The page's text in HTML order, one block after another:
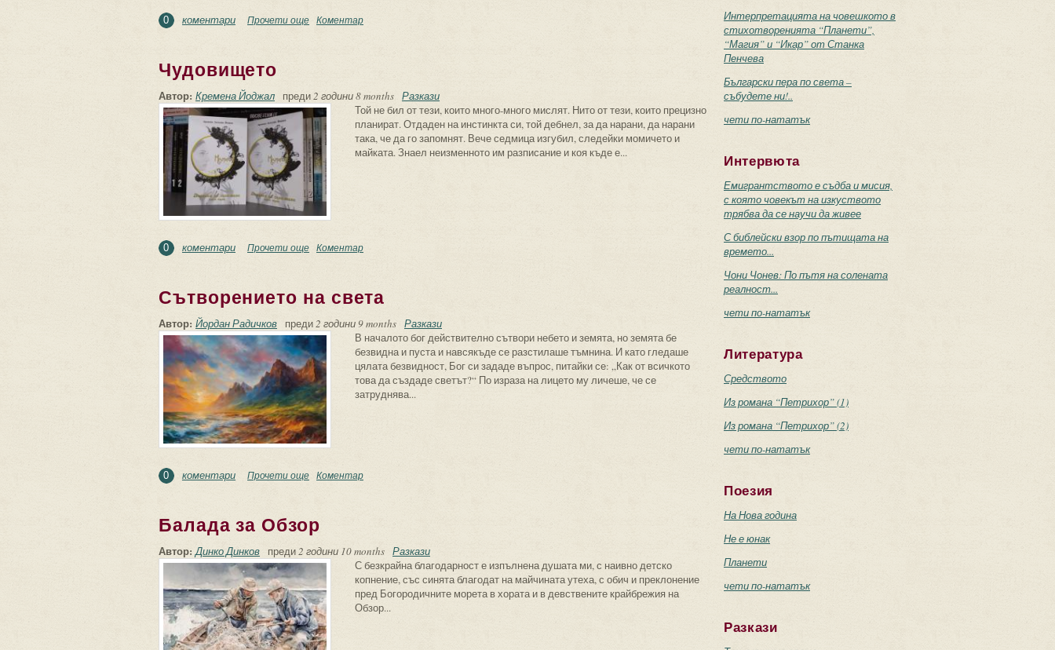
0 коментари Прочети още about Виновна
Коментар
Чудовището
Автор: Кремена Йоджал преди2 години 8 months Разкази
Той не бил от тези, които много-много мислят. Нито от тези, които прецизно
планират. Отдаден на инстинкта си, той дебнел, за да нарани, да нарани
така, че да го запомнят. Вече седмица изгубил, следейки момичето и
майката. Знаел неизменното им разписание и коя къде е...
0 коментари Прочети още about Чудовището
Коментар
Сътворението на света
Автор: Йордан Радичков преди2 години 9 months Разкази
В началото бог действително сътвори небето и земята, но земята бе
безвидна и пуста и навсякъде се разстилаше тъмнина. И като гледаше
цялата безвидност, Бог си зададе въпрос, питайки се: „Как от всичкото
това да създаде светът?“ По израза на лицето му личеше, че се
затруднява...
0 коментари Прочети още about Сътворението на света
Коментар
Балада за Обзор
Автор:Динко Динков преди2 години 10 months Разкази
С безкрайна благодарност е изпълнена душата ми, с наивно детско
копнение, със синята благодат на майчината утеха, с обич и преклонение
пред Богородичните морета в хората и в девствените крайбрежия на
Обзор...
Интерпретацията на човешкото в
стихотворенията “Планети”,
“Магия” и “Икар” от Станка
Пенчева
Български пера по света –
събудете ни!..
чети по-нататък
Интервюта
Емигрантството е съдба и мисия,
с която човекът на изкуството
трябва да се научи да живее
С библейски взор по пътищата на
времето...
Чони Чонев: По пътя на солената
реалност...
чети по-нататък
Литература
Средството
Из романа “Петрихор” (1)
Из романа “Петрихор” (2)
чети по-нататък
Поезия
На Нова година
Не е юнак
Планети
чети по-нататък
Разкази